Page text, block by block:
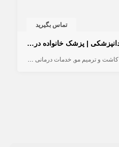
تماس بگیرید
مرکز پوست و مو و لیزر | دندانپزشکی | پزشک خانواده در والفجر شیراز
کاشت و ترمیم مو خدمات درمانی و مراقبتی